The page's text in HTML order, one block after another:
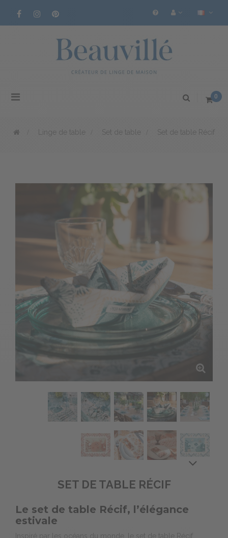
Basculer
0
Linge de table Set de table Set de table Récif
SET DE TABLE RÉCIF
Le set de table Récif, l’élégance
estivale
Inspiré par les océans du monde, le set de table Récif